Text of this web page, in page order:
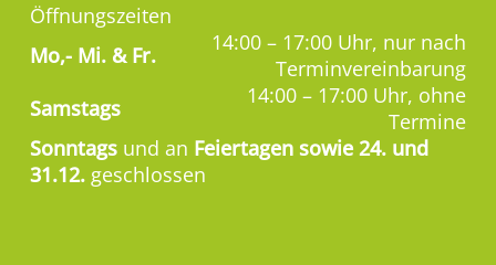
Öffnungszeiten
Mo,- Mi. & Fr.
14:00 – 17:00 Uhr, nur nach
Terminvereinbarung
Samstags
14:00 – 17:00 Uhr, ohne
Termine
Sonntags und an Feiertagen sowie 24. und
31.12. geschlossen